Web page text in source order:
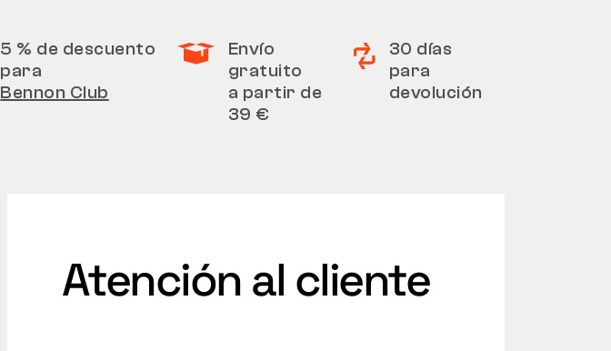
5 % de descuento
para
Bennon Club
Envío
gratuito
a partir de
39 €
30 días
para
devolución
Atención al cliente